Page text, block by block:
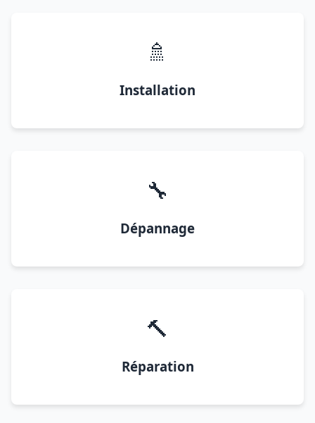
🚿
Installation
🔧
Dépannage
🔨
Réparation